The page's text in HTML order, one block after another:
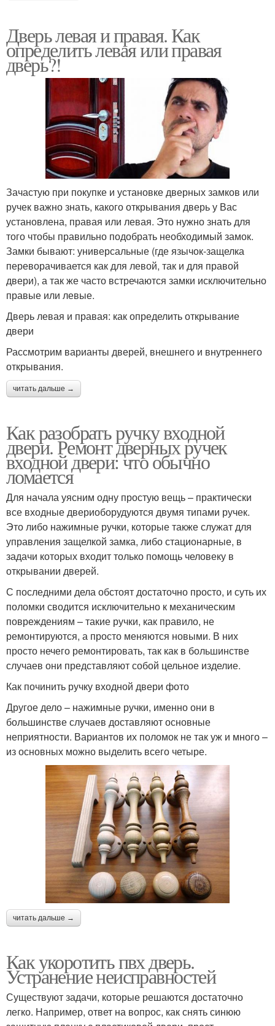
Дверь левая и правая. Как
определить левая или правая
дверь?!
Зачастую при покупке и установке дверных замков или
ручек важно знать, какого открывания дверь у Вас
установлена, правая или левая. Это нужно знать для
того чтобы правильно подобрать необходимый замок.
Замки бывают: универсальные (где язычок-защелка
переворачивается как для левой, так и для правой
двери), а так же часто встречаются замки исключительно
правые или левые.
Дверь левая и правая: как определить открывание
двери
Рассмотрим варианты дверей, внешнего и внутреннего
открывания.
читать дальше →
Как разобрать ручку входной
двери. Ремонт дверных ручек
входной двери: что обычно
ломается
Для начала уясним одну простую вещь – практически
все входные двериоборудуются двумя типами ручек.
Это либо нажимные ручки, которые также служат для
управления защелкой замка, либо стационарные, в
задачи которых входит только помощь человеку в
открывании дверей.
С последними дела обстоят достаточно просто, и суть их
поломки сводится исключительно к механическим
повреждениям – такие ручки, как правило, не
ремонтируются, а просто меняются новыми. В них
просто нечего ремонтировать, так как в большинстве
случаев они представляют собой цельное изделие.
Как починить ручку входной двери фото
Другое дело – нажимные ручки, именно они в
большинстве случаев доставляют основные
неприятности. Вариантов их поломок не так уж и много –
из основных можно выделить всего четыре.
читать дальше →
Как укоротить пвх дверь.
Устранение неисправностей
Существуют задачи, которые решаются достаточно
легко. Например, ответ на вопрос, как снять синюю